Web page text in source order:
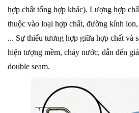
hợp chất tổng hợp khác). Lượng hợp
thuộc vào loại hợp chất, đường kính
... Sự thiếu tương hợp giữa hợp chất và
hiện tượng mềm, chảy nước, dẫn đến
double seam.